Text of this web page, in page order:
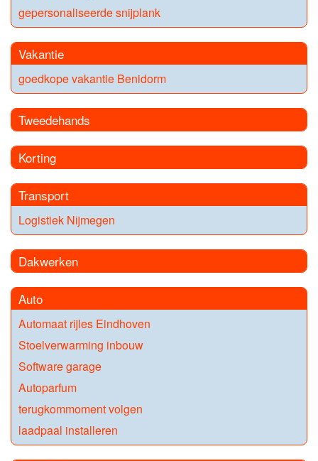
gepersonaliseerde snijplank
Vakantie
goedkope vakantie Benidorm
Tweedehands
Korting
Transport
Logistiek Nijmegen
Dakwerken
Auto
Automaat rijles Eindhoven
Stoelverwarming inbouw
Software garage
Autoparfum
terugkommoment volgen
laadpaal installeren